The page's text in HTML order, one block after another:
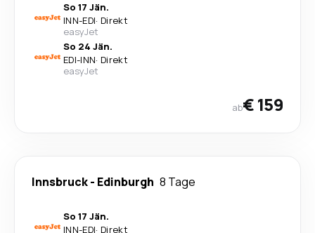
So 17 Jän.
INN-EDI· Direkt
easyJet
So 24 Jän.
EDI-INN· Direkt
easyJet
ab€ 159
Innsbruck- Edinburgh 8 Tage
So 17 Jän.
INN-EDI· Direkt